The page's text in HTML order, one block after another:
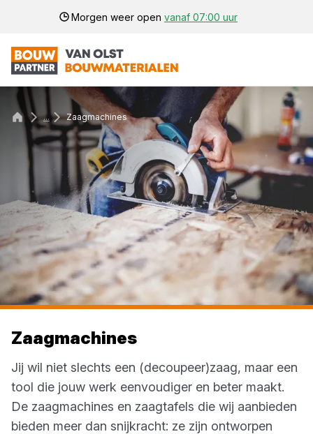
Morgen weer open vanaf 07:00 uur
... Zaagmachines
Zaagmachines
Jij wil niet slechts een (decoupeer)zaag, maar een
tool die jouw werk eenvoudiger en beter maakt.
De zaagmachines en zaagtafels die wij aanbieden
bieden meer dan snijkracht: ze zijn ontworpen